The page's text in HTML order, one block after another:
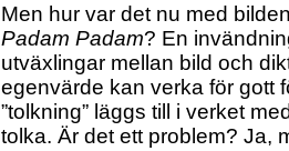
Men hur var det nu med
Padam Padam? En
utväxlingar mellan bild och
egenvärde kan verka för gott
”tolkning” läggs till i verket
tolka. Är det ett problem? Ja,